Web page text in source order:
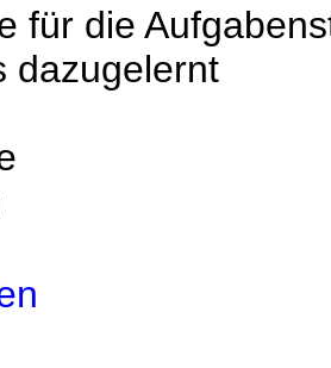
für die
dazugelernt